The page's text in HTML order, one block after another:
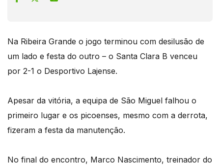
Na Ribeira Grande o jogo terminou com desilusão de
um lado e festa do outro – o Santa Clara B venceu
por 2-1 o Desportivo Lajense.
Apesar da vitória, a equipa de São Miguel falhou o
primeiro lugar e os picoenses, mesmo com a derrota,
fizeram a festa da manutenção.
No final do encontro, Marco Nascimento, treinador do